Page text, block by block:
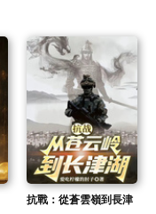
抗戰：從蒼雲嶺到長津